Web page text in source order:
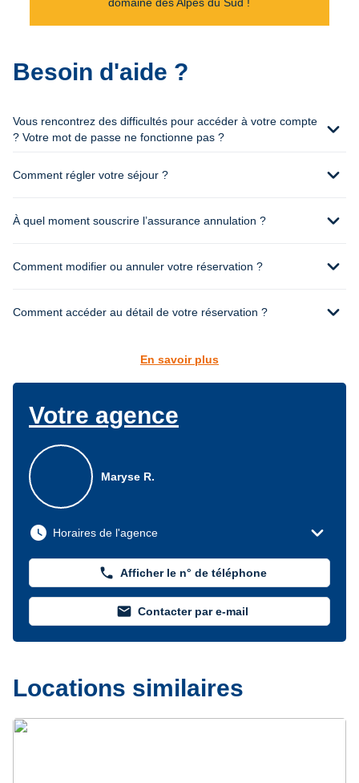
Besoin d'aide ?
Vous rencontrez des difficultés pour accéder à votre compte
? Votre mot de passe ne fonctionne pas ?
expand_more
Comment régler votre séjour ? expand_more
À quel moment souscrire l’assurance annulation ? expand_more
Comment modifier ou annuler votre réservation ? expand_more
Comment accéder au détail de votre réservation ? expand_more
En savoir plus
Votre agence
Maryse R.
watch_later Horaires de l'agence expand_more
phone Afficher le n° de téléphone
mail Contacter par e-mail
Locations similaires
Précédent
Suivant